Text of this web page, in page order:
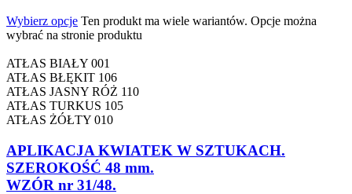
Wybierz opcje Ten produkt ma wiele wariantów. Opcje można
wybrać na stronie produktu
ATŁAS BIAŁY 001
ATŁAS BŁĘKIT 106
ATŁAS JASNY RÓŻ 110
ATŁAS TURKUS 105
ATŁAS ŻÓŁTY 010
APLIKACJA KWIATEK W SZTUKACH.
SZEROKOŚĆ 48 mm.
WZÓR nr 31/48.